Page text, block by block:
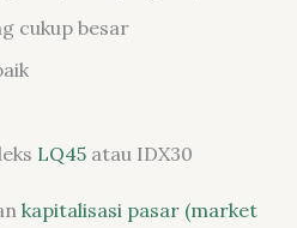
cukup besar
LQ45atau IDX30
kapitalisasi pasar (market